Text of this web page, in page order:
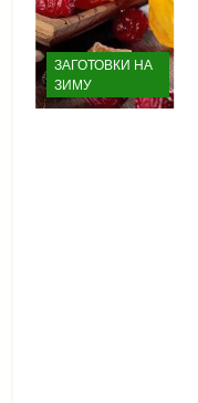
ЗАГОТОВКИ НА
ЗИМУ